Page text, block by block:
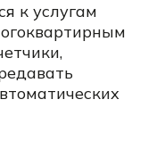
к услугам